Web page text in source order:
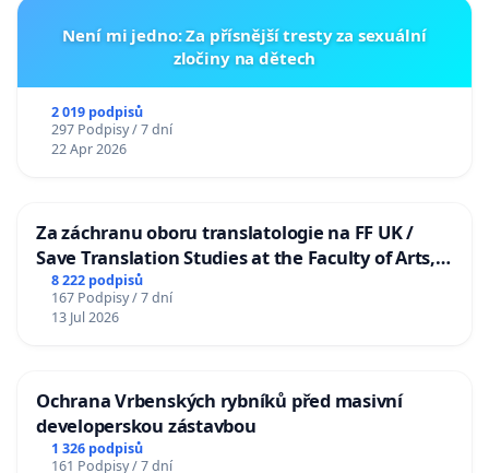
Není mi jedno: Za přísnější tresty za sexuální
zločiny na dětech
2 019 podpisů
297 Podpisy / 7 dní
22 Apr 2026
Za záchranu oboru translatologie na FF UK /
Save Translation Studies at the Faculty of Arts,
Charles University
8 222 podpisů
167 Podpisy / 7 dní
13 Jul 2026
Ochrana Vrbenských rybníků před masivní
developerskou zástavbou
1 326 podpisů
161 Podpisy / 7 dní